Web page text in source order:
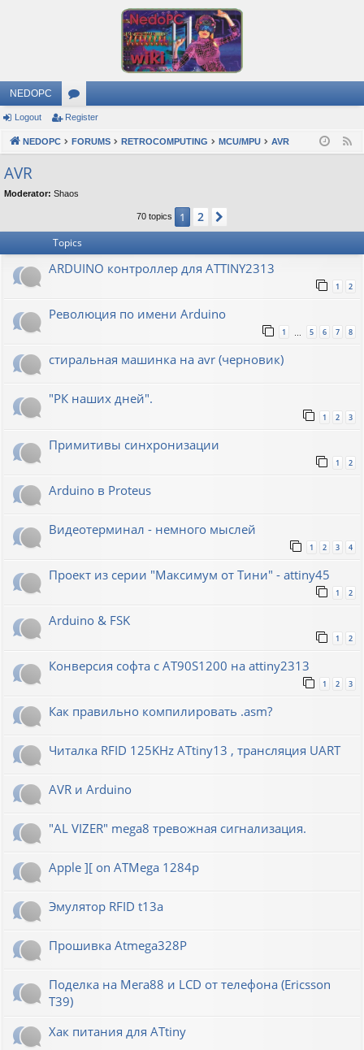
NEDOPC
or
u
s
Logout Register
NEDOPC FORUMS RETROCOMPUTING MCU/MPU AVR
AVR
Moderator: Shaos
70 topics 1 2
Topics
ARDUINO контроллер для ATTINY2313
1 2
Революция по имени Arduino
1 … 5 6 7 8
стиральная машинка на avr (черновик)
"РК наших дней".
1 2 3
Примитивы синхронизации
1 2
Arduino в Proteus
Видеотерминал - немного мыслей
1 2 3 4
Проект из серии "Максимум от Тини" - attiny45
1 2
Arduino & FSK
1 2
Конверсия софта с AT90S1200 на attiny2313
1 2 3
Как правильно компилировать .asm?
Читалка RFID 125KHz ATtiny13 , трансляция UART
AVR и Arduino
"AL VIZER" mega8 тревожная сигнализация.
Apple ][ on ATMega 1284p
Эмулятор RFID t13a
Прошивка Atmega328P
Поделка на Мега88 и LCD от телефона (Ericsson
T39)
Хак питания для ATtiny